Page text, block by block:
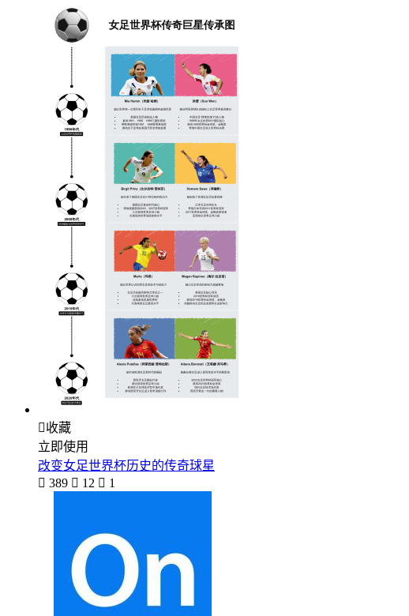
收藏
立即使用
改变女足世界杯历史的传奇球星
 389  12  1